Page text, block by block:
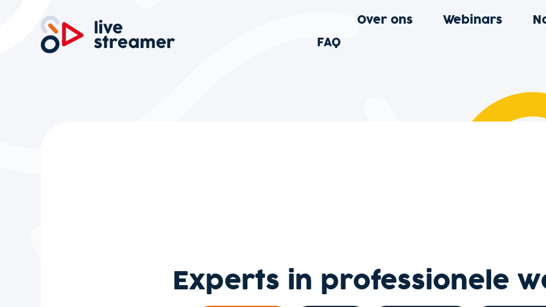
Over ons Webinars
FAQ
Experts in professionele